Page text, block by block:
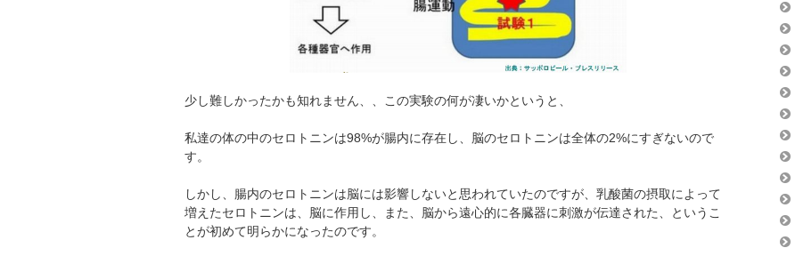
少し難しかったかも知れません、、この実験の何が凄いかというと、
私達の体の中のセロトニンは98%が腸内に存在し、脳のセロトニンは全体の2%にすぎないので
す。
しかし、腸内のセロトニンは脳には影響しないと思われていたのですが、乳酸菌の摂取によって
増えたセロトニンは、脳に作用し、また、脳から遠心的に各臓器に刺激が伝達された、というこ
とが初めて明らかになったのです。